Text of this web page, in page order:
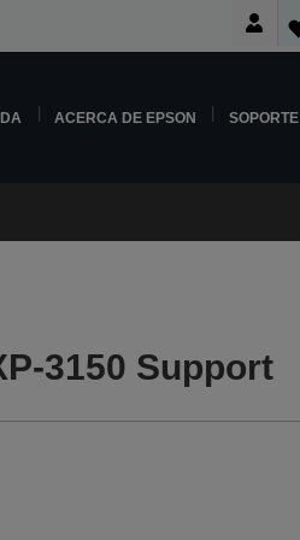
ACERCA DE EPSON SOPORTE
3150 Support